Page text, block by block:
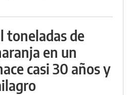
toneladas de
en un
casi 30 años y